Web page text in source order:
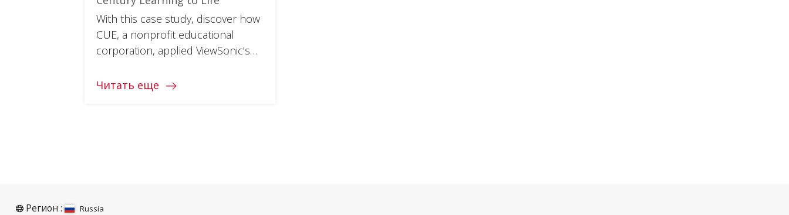
With this case study, discover how
CUE, a nonprofit educational
corporation, applied ViewSonic‘s
makeover of its classrooms to
Читать еще
Регион : Russia